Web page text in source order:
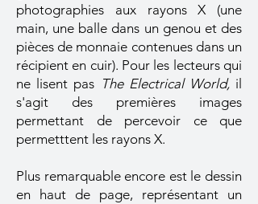
photographies aux rayons X (une
main, une balle dans un genou et des
pièces de monnaie contenues dans un
récipient en cuir). Pour les lecteurs qui
ne lisent pas The Electrical World, il
s'agit des premières images
permettant de percevoir ce que
permetttent les rayons X.
Plus remarquable encore est le dessin
en haut de page, représentant un